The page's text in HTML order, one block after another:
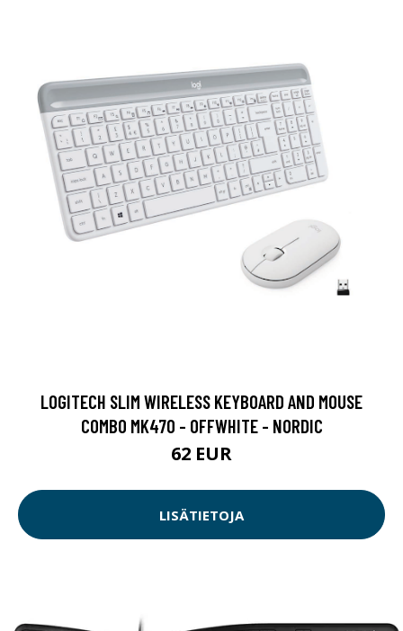
LOGITECH SLIM WIRELESS KEYBOARD AND MOUSE
COMBO MK470 - OFFWHITE - NORDIC
62 EUR
LISÄTIETOJA